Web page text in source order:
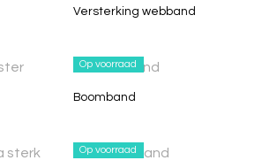
Versterking webband
Op voorraad
Boomband
Op voorraad